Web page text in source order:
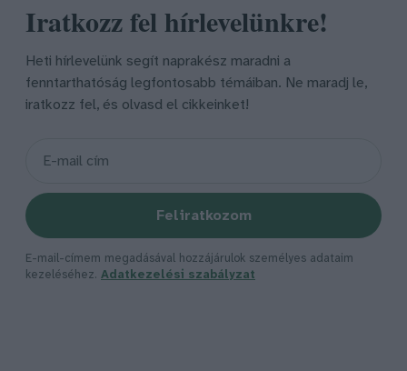
Iratkozz fel hírlevelünkre!
Heti hírlevelünk segít naprakész maradni a
fenntarthatóság legfontosabb témáiban. Ne maradj le,
iratkozz fel, és olvasd el cikkeinket!
Feliratkozom
E-mail-címem megadásával hozzájárulok személyes adataim
kezeléséhez. Adatkezelési szabályzat